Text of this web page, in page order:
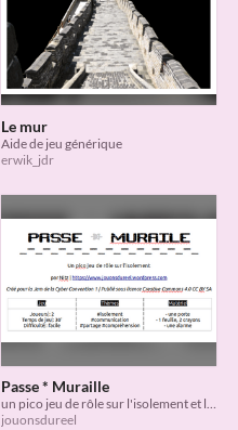
Le mur
Aide de jeu générique
erwik_jdr
Passe * Muraille
un pico jeu de rôle sur l'isolement et la communication
jouonsdureel